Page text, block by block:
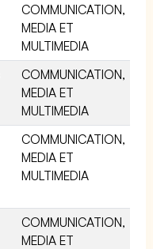
COMMUNICATION,
MEDIA ET
MULTIMEDIA
COMMUNICATION,
MEDIA ET
MULTIMEDIA
COMMUNICATION,
MEDIA ET
MULTIMEDIA
COMMUNICATION,
MEDIA ET